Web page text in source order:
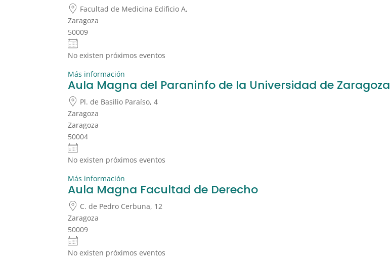
Facultad de Medicina Edificio A,
Zaragoza
50009
No existen próximos eventos
Más información
Aula Magna del Paraninfo de la Universidad de Zaragoza
Pl. de Basilio Paraíso, 4
Zaragoza
Zaragoza
50004
No existen próximos eventos
Más información
Aula Magna Facultad de Derecho
C. de Pedro Cerbuna, 12
Zaragoza
50009
No existen próximos eventos